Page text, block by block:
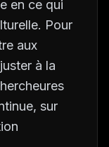
en ce qui
Pour
aux
à la
sur